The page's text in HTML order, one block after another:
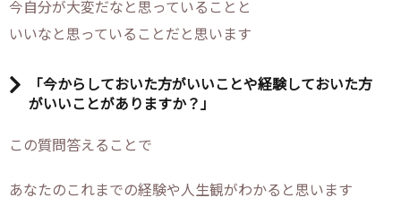
今自分が大変だなと思っていることと
いいなと思っていることだと思います
「今からしておいた方がいいことや経験しておいた方
がいいことがありますか？」
この質問答えることで
あなたのこれまでの経験や人生観がわかると思います